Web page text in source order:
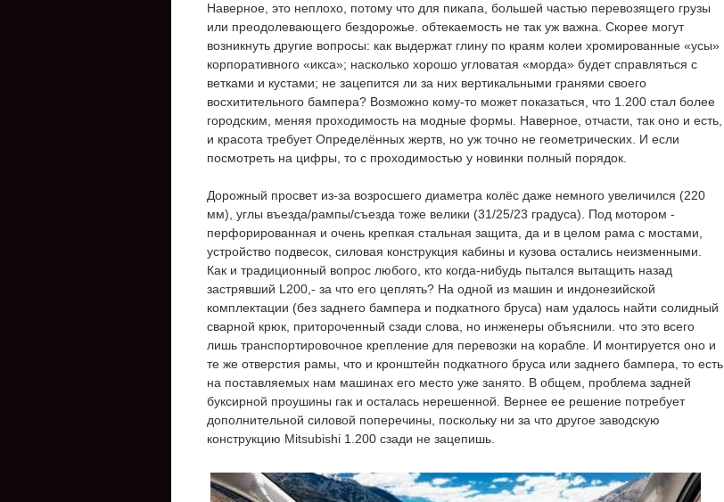
Наверное, это неплохо, потому что для пикапа, большей частью перевозящего грузы
или преодолевающего бездорожье. обтекаемость не так уж важна. Скорее могут
возникнуть другие вопросы: как выдержат глину по краям колеи хромированные «усы»
корпоративного «икса»; насколько хорошо угловатая «морда» будет справляться с
ветками и кустами; не зацепится ли за них вертикальными гранями своего
восхитительного бампера? Возможно кому-то может показаться, что 1.200 стал более
городским, меняя проходимость на модные формы. Наверное, отчасти, так оно и есть,
и красота требует Определённых жертв, но уж точно не геометрических. И если
посмотреть на цифры, то с проходимостью у новинки полный порядок.
Дорожный просвет из-за возросшего диаметра колёс даже немного увеличился (220
мм), углы въезда/рампы/съезда тоже велики (31/25/23 градуса). Под мотором -
перфорированная и очень крепкая стальная защита, да и в целом рама с мостами,
устройство подвесок, силовая конструкция кабины и кузова остались неизменными.
Как и традиционный вопрос любого, кто когда-нибудь пытался вытащить назад
застрявший L200,- за что его цеплять? На одной из машин и индонезийской
комплектации (без заднего бампера и подкатного бруса) нам удалось найти солидный
сварной крюк, притороченный сзади слова, но инженеры объяснили. что это всего
лишь транспортировочное крепление для перевозки на корабле. И монтируется оно и
те же отверстия рамы, что и кронштейн подкатного бруса или заднего бампера, то есть
на поставляемых нам машинах его место уже занято. В общем, проблема задней
буксирной проушины гак и осталась нерешенной. Вернее ее решение потребует
дополнительной силовой поперечины, поскольку ни за что другое заводскую
конструкцию Mitsubishi 1.200 сзади не зацепишь.